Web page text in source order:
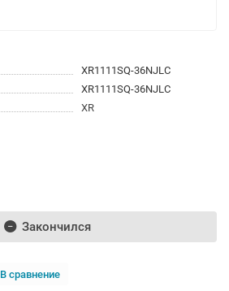
XR1111SQ-36NJLC
XR1111SQ-36NJLC
XR
Закончился
В сравнение